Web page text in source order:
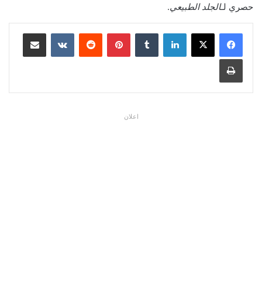
حصري لـالجلد الطبيعي.
لينكدإن بينتيريست مشاركة عبر البريد
طباعة
اعلان